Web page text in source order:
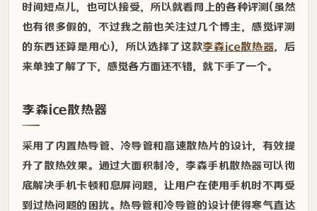
时间短点儿，也可以接受，所以就看网上的各种评测(虽然
也有很多假的，不过我之前也关注过几个博主，感觉评测
的东西还算是用心)，所以选择了这款李森ice散热器，后
来单独了解了下，感觉各方面还不错，就下手了一个。
李森ice散热器
采用了内置热导管、冷导管和高速散热片的设计，有效提
升了散热效果。通过大面积制冷，李森手机散热器可以彻
底解决手机卡顿和息屏问题，让用户在使用手机时不再受
到过热问题的困扰。热导管和冷导管的设计使得寒气直达